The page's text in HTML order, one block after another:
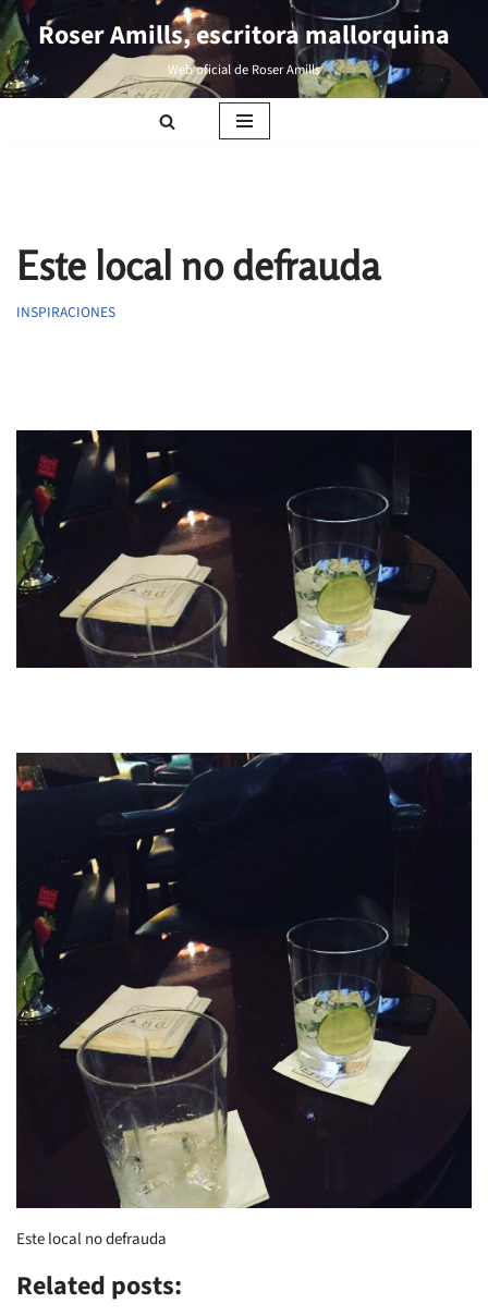
Saltar
al
Roser Amills, escritora mallorquina
Web oficial de Roser Amills
Este local no defrauda
INSPIRACIONES
Este local no defrauda
Related posts: